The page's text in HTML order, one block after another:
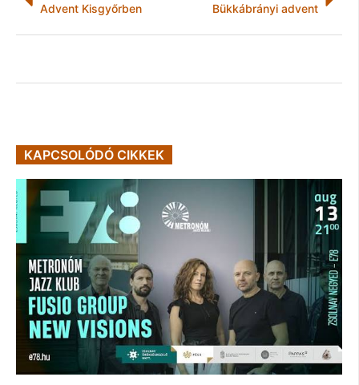
Advent Kisgyőrben Bükkábrányi advent
KAPCSOLÓDÓ CIKKEK